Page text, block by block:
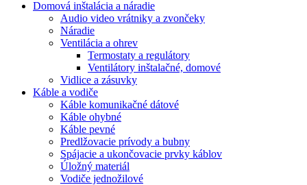
Domová inštalácia a náradie
Audio video vrátniky a zvončeky
Náradie
Ventilácia a ohrev
Termostaty a regulátory
Ventilátory inštalačné, domové
Vidlice a zásuvky
Káble a vodiče
Káble komunikačné dátové
Káble ohybné
Káble pevné
Predlžovacie prívody a bubny
Spájacie a ukončovacie prvky káblov
Úložný materiál
Vodiče jednožilové